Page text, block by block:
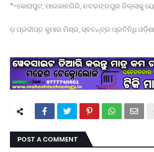
*-କୋରାପୁଟ, ମାଲକାନଗିରି, ନବରଙ୍ଗପୁର ଜିଲ୍ଲାକୁ
ଡ଼ ପ୍ରଦୀପ୍ତ କୁମାର ମିଶ୍ର, ସ୍ବତନ୍ତ୍ର ପ୍ରତିନିଧି ଓଡ଼ିଶା
POST A COMMENT